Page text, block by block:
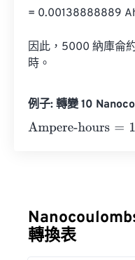
= 0.00138888889
因此，5000 納庫侖
時。
例子: 轉變 10
Ampere-hours=10
轉換表